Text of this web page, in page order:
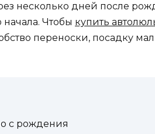
несколько дней после
Чтобы купить
переноски, посадку
с рождения